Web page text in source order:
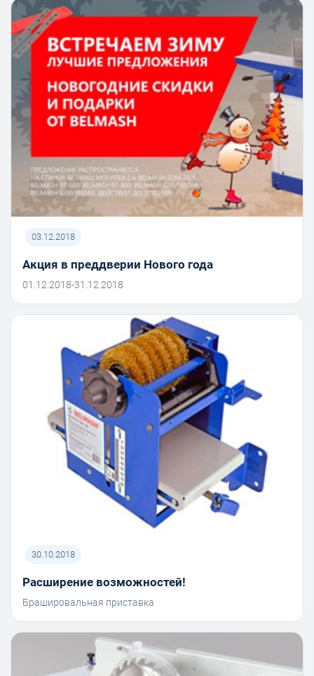
03.12.2018
Акция в преддверии Нового года
01.12.2018-31.12.2018
30.10.2018
Расширение возможностей!
Брашировальная приставка